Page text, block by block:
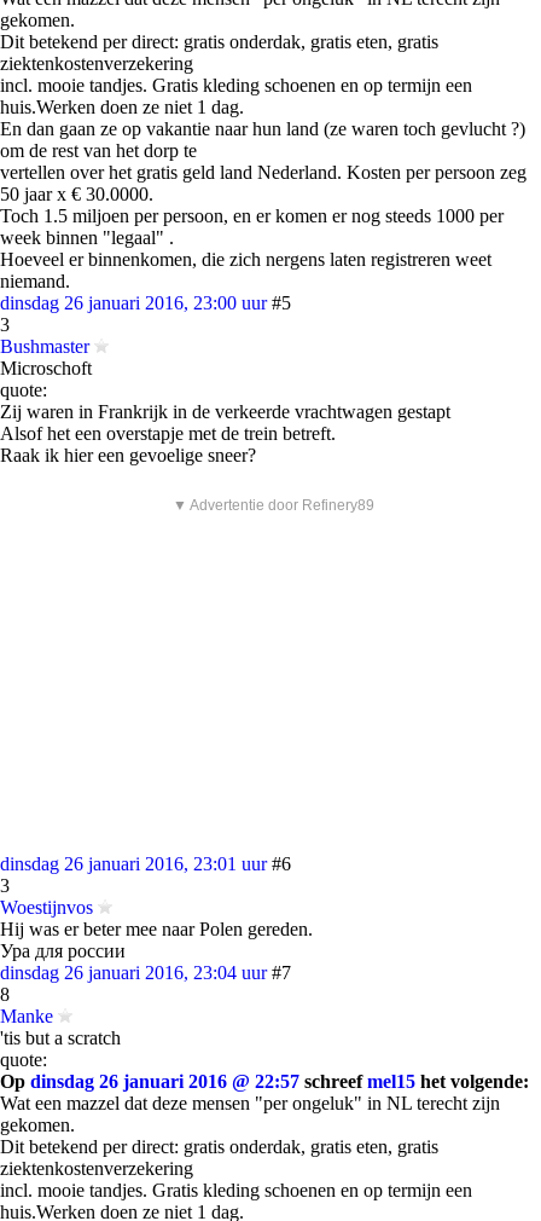
gekomen.
Dit betekend per direct: gratis onderdak, gratis eten, gratis
ziektenkostenverzekering
incl. mooie tandjes. Gratis kleding schoenen en op termijn een
huis.Werken doen ze niet 1 dag.
En dan gaan ze op vakantie naar hun land (ze waren toch gevlucht ?)
om de rest van het dorp te
vertellen over het gratis geld land Nederland. Kosten per persoon zeg
50 jaar x € 30.0000.
Toch 1.5 miljoen per persoon, en er komen er nog steeds 1000 per
week binnen "legaal" .
Hoeveel er binnenkomen, die zich nergens laten registreren weet
niemand.
dinsdag 26 januari 2016, 23:00 uur #5
3
Bushmaster
Microschoft
quote:
Zij waren in Frankrijk in de verkeerde vrachtwagen gestapt
Alsof het een overstapje met de trein betreft.
Raak ik hier een gevoelige sneer?
▼ Advertentie door Refinery89
dinsdag 26 januari 2016, 23:01 uur #6
3
Woestijnvos
Hij was er beter mee naar Polen gereden.
Ура для россии
dinsdag 26 januari 2016, 23:04 uur #7
8
Manke
'tis but a scratch
quote:
Op dinsdag 26 januari 2016 @ 22:57 schreefmel15 het volgende:
Wat een mazzel dat deze mensen "per ongeluk" in NL terecht zijn
gekomen.
Dit betekend per direct: gratis onderdak, gratis eten, gratis
ziektenkostenverzekering
incl. mooie tandjes. Gratis kleding schoenen en op termijn een
huis.Werken doen ze niet 1 dag.